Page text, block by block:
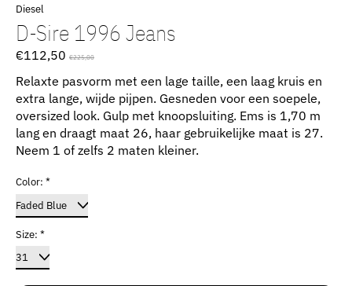
Diesel
D-Sire 1996 Jeans
€112,50 €225,00
Relaxte pasvorm met een lage taille, een laag kruis en
extra lange, wijde pijpen. Gesneden voor een soepele,
oversized look. Gulp met knoopsluiting. Ems is 1,70 m
lang en draagt ​​maat 26, haar gebruikelijke maat is 27.
Neem 1 of zelfs 2 maten kleiner.
Color: *
Size: *